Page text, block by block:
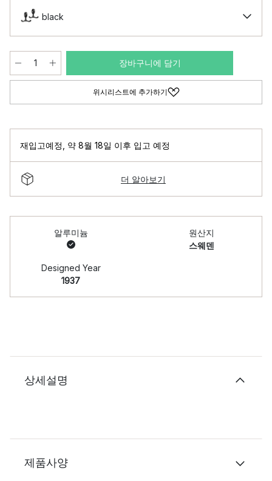
black
장바구니에 담기
위시리스트에 추가하기
재입고예정 약 8월 18일 이후 입고 예정
더 알아보기
알루미늄
원산지
스웨덴
Designed Year
1937
상세설명
제품사양